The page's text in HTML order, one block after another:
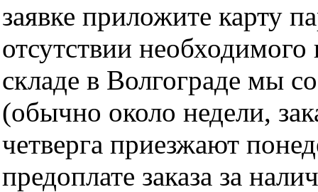
заявке приложите карту
отсутствии
складе в Волгограде мы
(обычно около недели,
четверга приезжают
предоплате заказа за